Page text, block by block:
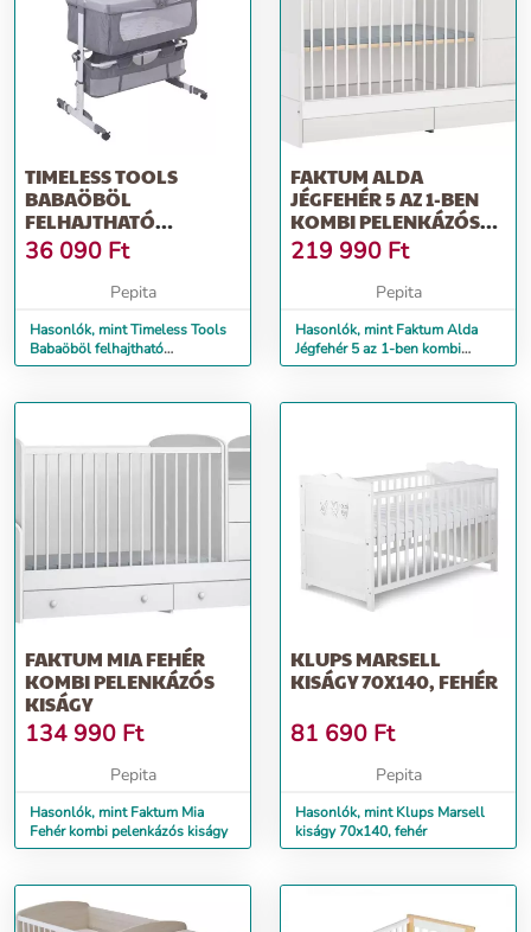
TIMELESS TOOLS
BABAÖBÖL
FELHAJTHATÓ
SZÚNYOGHÁLÓVAL ÉS
HORDTÁSKÁVA...
36 090 Ft
Pepita
Hasonlók, mint Timeless Tools
Babaöböl felhajtható
szúnyoghálóval és
FAKTUM ALDA
JÉGFEHÉR 5 AZ 1-BEN
KOMBI PELENKÁZÓS
BABAÁGY - FEHÉR...
219 990 Ft
Pepita
Hasonlók, mint Faktum Alda
Jégfehér 5 az 1-ben kombi
pelenkázós babaágy - Fehér...
FAKTUM MIA FEHÉR
KOMBI PELENKÁZÓS
KISÁGY
134 990 Ft
Pepita
Hasonlók, mint Faktum Mia
Fehér kombi pelenkázós kiságy
KLUPS MARSELL
KISÁGY 70X140, FEHÉR
81 690 Ft
Pepita
Hasonlók, mint Klups Marsell
kiságy 70x140, fehér